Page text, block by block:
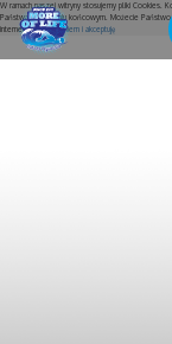
W ramach naszej witryny stosujemy pliki Cookies.
Państwa urządzeniu końcowym. Możecie
internetowej.Rozumiem i akceptuję